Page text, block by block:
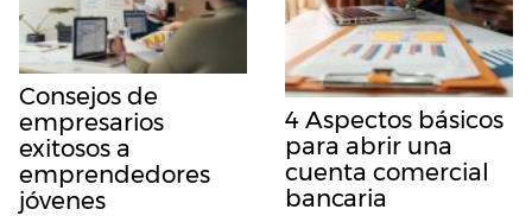
Consejos de
empresarios
exitosos a
emprendedores
jóvenes
4 Aspectos básicos
para abrir una
cuenta comercial
bancaria